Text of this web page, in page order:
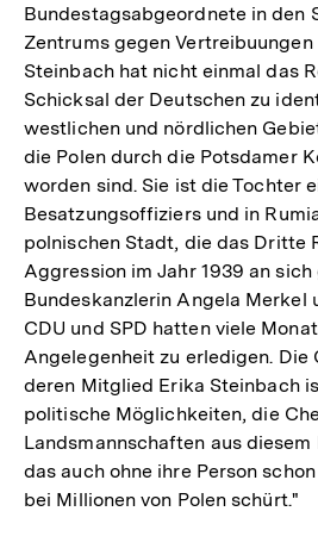
Bundestagsabgeordnete in den
Zentrums gegen Vertreibuungen
Steinbach hat nicht einmal das
Schicksal der Deutschen zu
westlichen und nördlichen
die Polen durch die Potsdamer
worden sind. Sie ist die Tochter
Besatzungsoffiziers und in
polnischen Stadt, die das Dritte
Aggression im Jahr 1939 an sich
Bundeskanzlerin Angela Merkel
CDU und SPD hatten viele
Angelegenheit zu erledigen. Die
deren Mitglied Erika Steinbach
politische Möglichkeiten, die
Landsmannschaften aus
das auch ohne ihre Person
bei Millionen von Polen schürt."